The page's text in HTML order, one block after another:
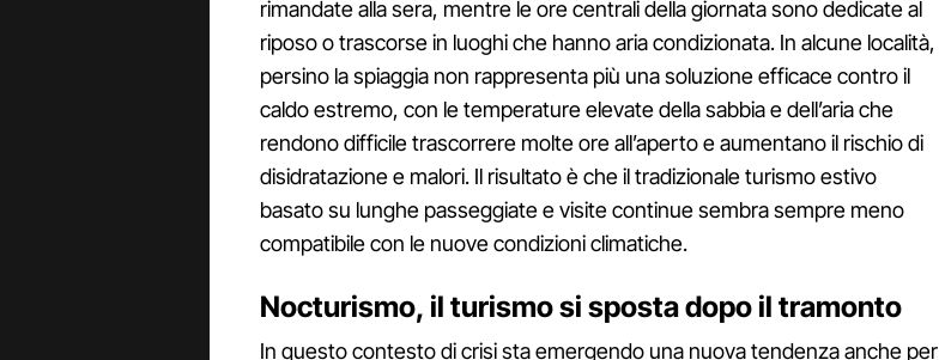
rimandate alla sera, mentre le ore centrali della giornata sono dedicate al
riposo o trascorse in luoghi che hanno aria condizionata. In alcune località,
persino la spiaggia non rappresenta più una soluzione efficace contro il
caldo estremo, con le temperature elevate della sabbia e dell’aria che
rendono difficile trascorrere molte ore all’aperto e aumentano il rischio di
disidratazione e malori. Il risultato è che il tradizionale turismo estivo
basato su lunghe passeggiate e visite continue sembra sempre meno
compatibile con le nuove condizioni climatiche.
Nocturismo, il turismo si sposta dopo il tramonto
In questo contesto di crisi sta emergendo una nuova tendenza anche per